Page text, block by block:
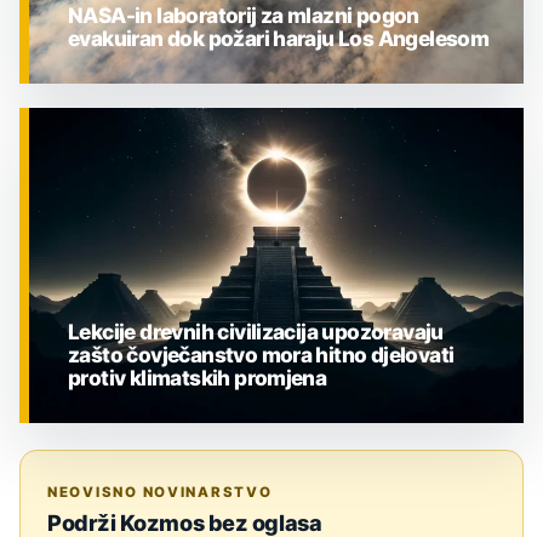
NASA-in laboratorij za mlazni pogon
evakuiran dok požari haraju Los Angelesom
Lekcije drevnih civilizacija upozoravaju
zašto čovječanstvo mora hitno djelovati
protiv klimatskih promjena
NEOVISNO NOVINARSTVO
Podrži Kozmos bez oglasa